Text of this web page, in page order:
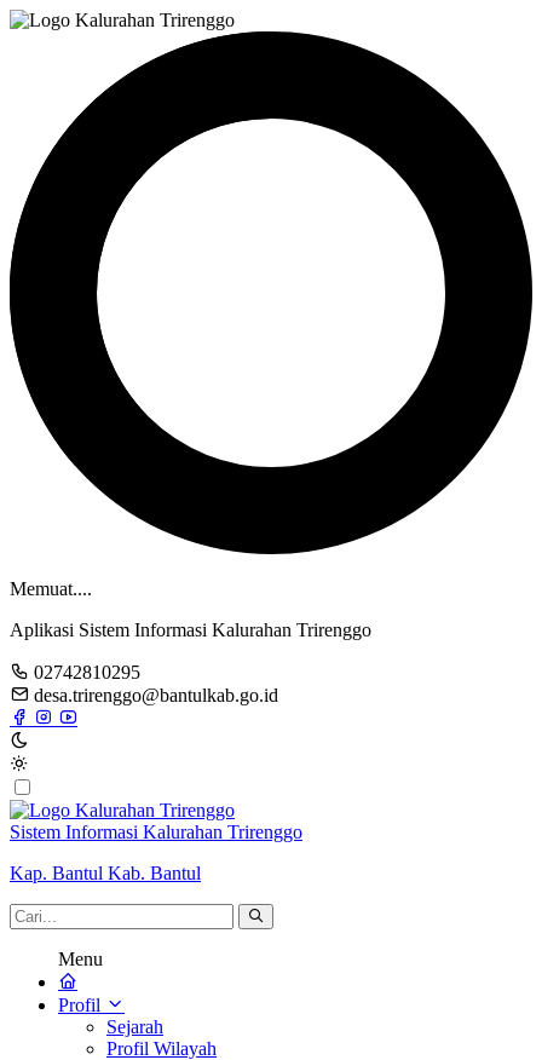
Memuat....
Aplikasi Sistem Informasi Kalurahan Trirenggo
02742810295
desa.trirenggo@bantulkab.go.id
Sistem Informasi Kalurahan Trirenggo
Kap. Bantul Kab. Bantul
Menu
Profil
Sejarah
Profil Wilayah